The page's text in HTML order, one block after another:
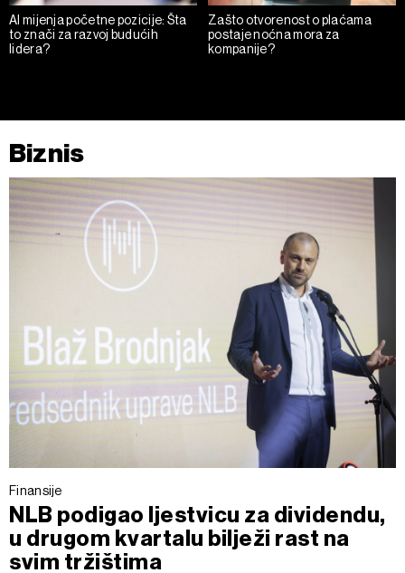
AI mijenja početne pozicije: Šta
to znači za razvoj budućih
lidera?
Zašto otvorenost o plaćama
postaje noćna mora za
kompanije?
Biznis
Finansije
NLB podigao ljestvicu za dividendu,
u drugom kvartalu bilježi rast na
svim tržištima